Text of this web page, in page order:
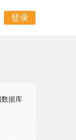
登录
数据库